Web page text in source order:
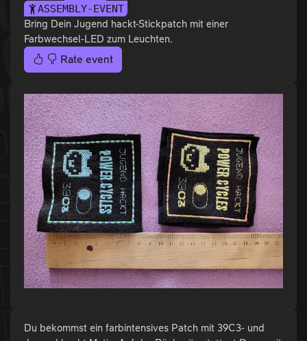
ASSEMBLY-EVENT
Bring Dein Jugend hackt-Stickpatch mit einer
Farbwechsel-LED zum Leuchten.
Rate event
Du bekommst ein farbintensives Patch mit 39C3- und